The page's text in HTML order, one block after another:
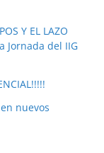
Y EL LAZO
Jornada del IIG
nuevos